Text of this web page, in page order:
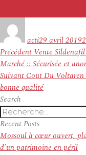
actile
29 avril 2019
Navigation
de
l’article
Précédent Article
précédent :
Vente
Marché :: Sécurisée et
Suivant Article
suivant :
Cout Du Voltaren
bonne qualité
Search
Recherche
pour
:
Recent Posts
Mossoul à cœur ouvert,
d’un patrimoine en péril